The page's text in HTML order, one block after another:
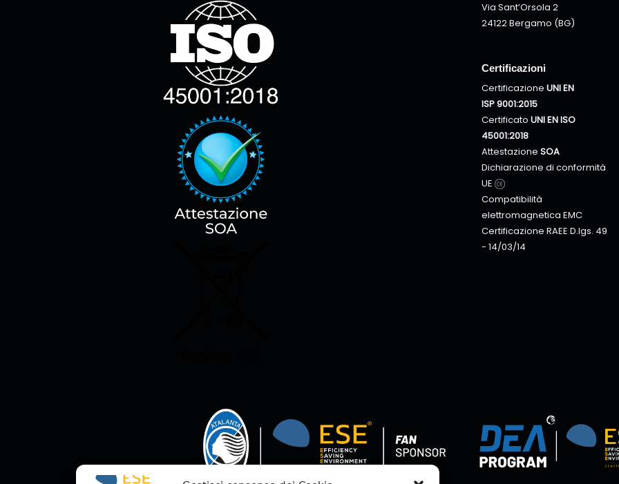
Via Sant’Orsola 2
24122 Bergamo (BG)
Certificazioni
Certificazione UNI EN
ISP 9001:2015
Certificato UNI EN ISO
45001:2018
Attestazione SOA
Dichiarazione di conformità
UE
Compatibilità
elettromagnetica EMC
Certificazione RAEE D.lgs. 49
- 14/03/14